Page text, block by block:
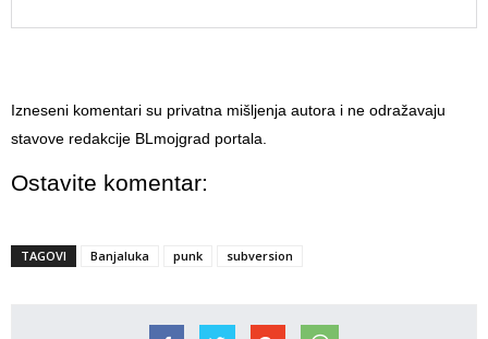
Izneseni komentari su privatna mišljenja autora i ne odražavaju
stavove redakcije BLmojgrad portala.
Ostavite komentar:
TAGOVI Banjaluka punk subversion